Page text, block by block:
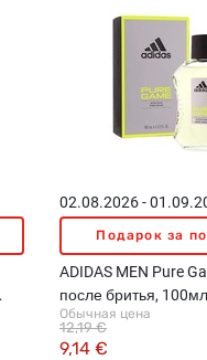
02.08.2026 -
Подарок за
ADIDAS MEN Pure
после бритья, 100мл
Обычная цена
9,14 €
12,19 €